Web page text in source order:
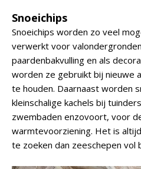
Snoeichips
Snoeichips worden zo veel
verwerkt voor
paardenbakvulling en als
worden ze gebruikt bij nieuwe
te houden. Daarnaast worden
kleinschalige kachels bij
zwembaden enzovoort, voor
warmtevoorziening. Het is
te zoeken dan zeeschepen vol